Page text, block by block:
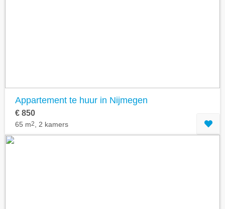
Appartement te huur in Nijmegen
€ 850
65 m2 , 2 kamers